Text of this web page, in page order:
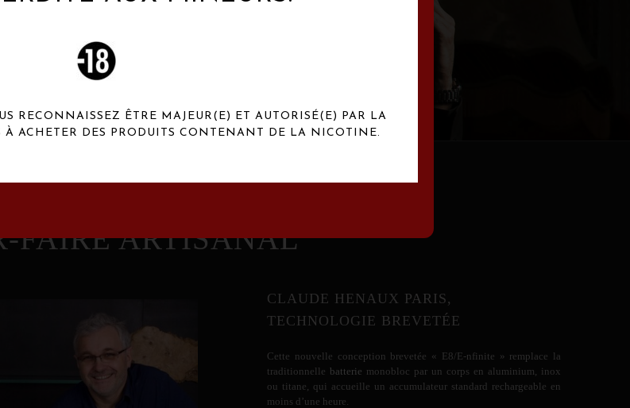
FAIRE ARTISANAL
CLAUDE HENAUX PARIS,
TECHNOLOGIE BREVETÉE
Cette nouvelle conception brevetée « E8/E-nfinite » remplace la
traditionnelle batterie monobloc par un corps en aluminium, inox
ou titane, qui accueille un accumulateur standard rechargeable en
moins d’une heure.
RECONNAISSEZ ÊTRE MAJEUR(E) ET AUTORISÉ(E) PAR LA
À ACHETER DES PRODUITS CONTENANT DE LA NICOTINE.